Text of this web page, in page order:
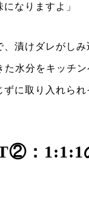
なりますよ」
漬けダレがし
水分をキッチ
に取り入れられ
：1:1:1